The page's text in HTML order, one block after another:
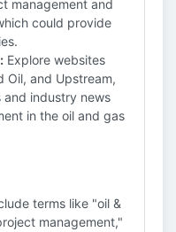
management and
could provide
Explore websites
Oil, and Upstream,
industry news
in the oil and gas
terms like "oil &
management,"